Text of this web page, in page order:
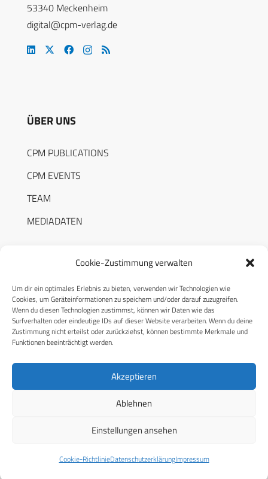
Cookie-Zustimmung verwalten
Um dir ein optimales Erlebnis zu bieten, verwenden wir Technologien wie
Cookies, um Geräteinformationen zu speichern und/oder darauf zuzugreifen.
Wenn du diesen Technologien zustimmst, können wir Daten wie das
Surfverhalten oder eindeutige IDs auf dieser Website verarbeiten. Wenn du deine
Zustimmung nicht erteilst oder zurückziehst, können bestimmte Merkmale und
Funktionen beeinträchtigt werden.
Akzeptieren
Ablehnen
Einstellungen ansehen
Cookie-RichtlinieDatenschutzerklärungImpressum
53340 Meckenheim
digital@cpm-verlag.de
ÜBER UNS
CPM PUBLICATIONS
CPM EVENTS
TEAM
MEDIADATEN
RECHTLICHES
Datenschutzerklärung
Cookie-Richtlinie (EU)
© 2026 CPM GmbH – Alle Rechte vorbehalten